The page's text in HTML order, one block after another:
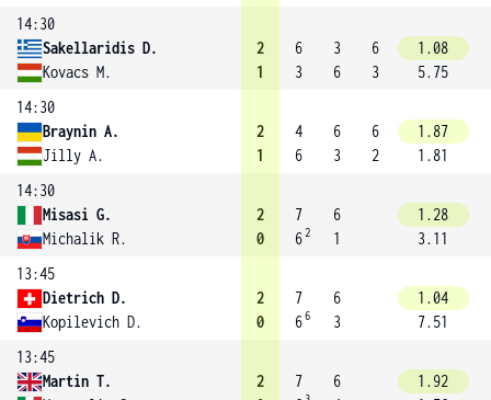
14:30
Sakellaridis D.
Kovacs M.
2
1
6
3
3
6
6
3
1.08
5.75
14:30
Braynin A.
Jilly A.
2
1
4
6
6
3
6
2
1.87
1.81
14:30
Misasi G.
Michalik R.
2
0
7
62
6
1
1.28
3.11
13:45
Dietrich D.
Kopilevich D.
2
0
7
66
6
3
1.04
7.51
13:45
Martin T.
2
7
6
1.92